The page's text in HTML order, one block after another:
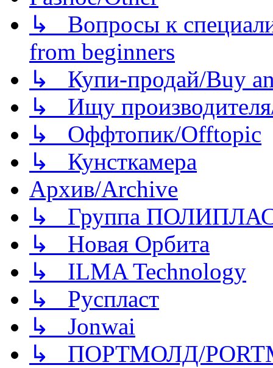
↳ Вопросы к
from beginners
↳ Купи-продай/Buy
↳ Ищу
↳ Оффтопик/Offtopic
↳ Кунсткамера
Архив/Archive
↳ Группа
↳ Новая Орбита
↳ ILMA Technology
↳ Руспласт
↳ Jonwai
↳ ПОРТМОЛД/